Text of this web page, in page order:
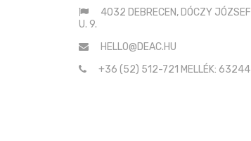
4032 DEBRECEN, DÓCZY JÓZSEF
U. 9.
HELLO@DEAC.HU
+36 (52) 512-721 MELLÉK: 63244